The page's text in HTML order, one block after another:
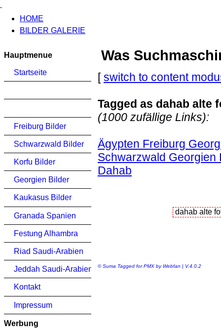
HOME
BILDER GALERIE
Hauptmenue
Startseite
Freiburg Bilder
Schwarzwald Bilder
Korfu Bilder
Georgien Bilder
Kaukasus Bilder
Granada Spanien
Festung Alhambra
Riad Saudi-Arabien
Jeddah Saudi-Arabien
Kontakt
Impressum
Werbung
Was
[switch to content
Tagged as dahab alte
(1000 zufällige Links):
Ägypten Freiburg
Schwarzwald Georgien
Dahab
© Suma Tagged for PMX by Webfan | V.4.0.2